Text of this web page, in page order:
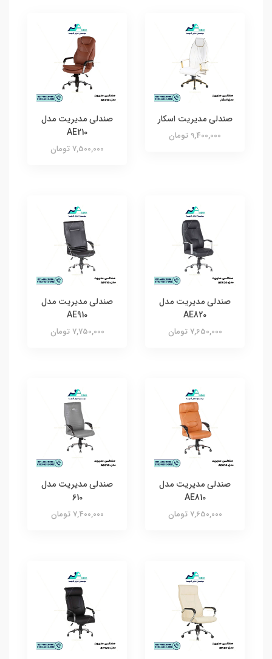
صندلی مدیریت اسکار
9,400,000 تومان
صندلی مدیریت مدل
AE210
7,500,000 تومان
صندلی مدیریت مدل
AE820
7,650,000 تومان
صندلی مدیریت مدل
AE910
7,750,000 تومان
صندلی مدیریت مدل
AE810
7,650,000 تومان
صندلی مدیریت مدل
610
7,400,000 تومان